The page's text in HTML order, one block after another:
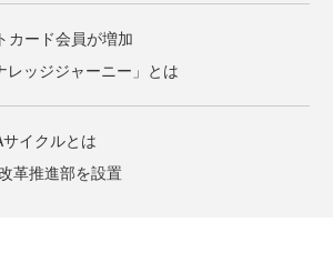
カード会員が増加
レッジジャーニー」とは
イクルとは
革推進部を設置